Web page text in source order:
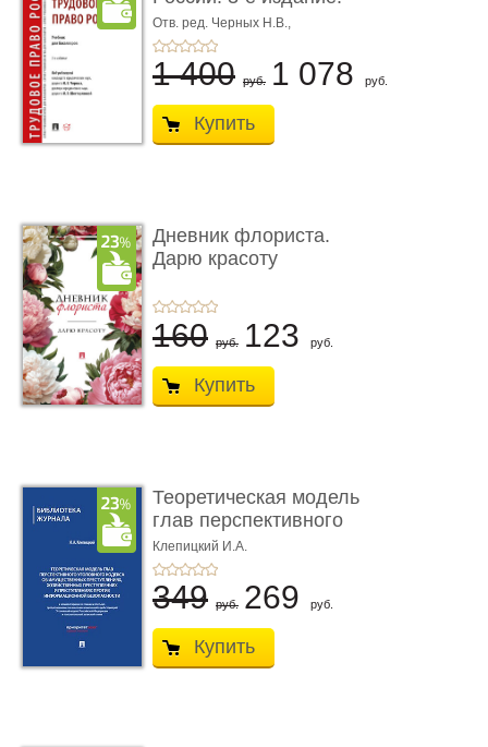
Учебник для ...
Отв. ред. Черных Н.В.,
Шестерякова И.В.
1 400 руб. 1 078 руб.
Купить
Дневник флориста.
Дарю красоту
160 руб. 123 руб.
Купить
Теоретическая модель
глав перспективного
УК о ...
Клепицкий И.А.
349 руб. 269 руб.
Купить